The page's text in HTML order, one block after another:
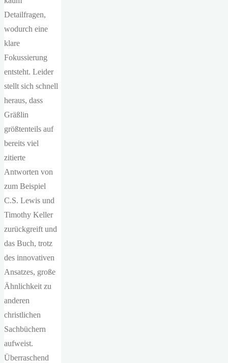
Detailfragen,
wodurch eine
klare
Fokussierung
entsteht. Leider
stellt sich schnell
heraus, dass
Gräßlin
größtenteils auf
bereits viel
zitierte
Antworten von
zum Beispiel
C.S. Lewis und
Timothy Keller
zurückgreift und
das Buch, trotz
des innovativen
Ansatzes, große
Ähnlichkeit zu
anderen
christlichen
Sachbüchern
aufweist.
Überraschend